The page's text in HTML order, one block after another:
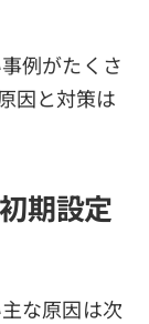
例がたくさ
因と対策は
期設定
な原因は次